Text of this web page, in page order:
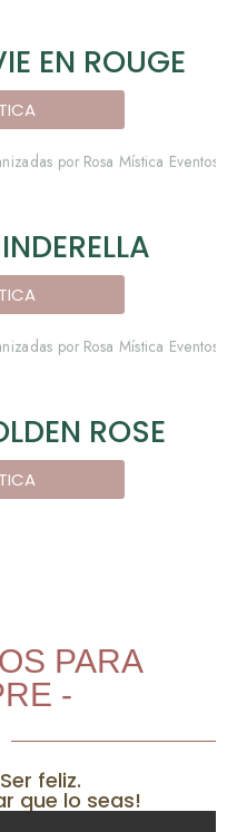
EN ROUGE
ROSE
PARA
-
feliz.
que lo seas!